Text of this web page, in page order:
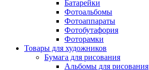
Батарейки
Фотоальбомы
Фотоаппараты
Фотобутафория
Фоторамки
Товары для художников
Бумага для рисования
Альбомы для рисования